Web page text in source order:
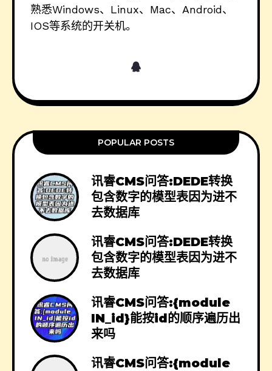
熟悉Windows、Linux、Mac、Android、
IOS等系统的开关机。
POPULAR POSTS
讯睿CMS问答:DEDE转换
包含数字的模型表因为进不
去数据库
讯睿CMS问答:DEDE转换
包含数字的模型表因为进不
去数据库
讯睿CMS问答:{module
IN_id}能按id的顺序遍历出
来吗
讯睿CMS问答:{module